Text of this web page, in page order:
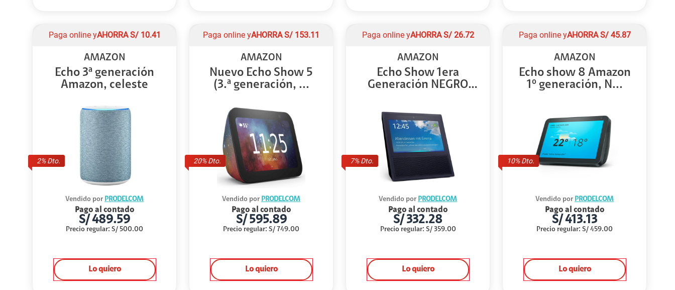
2% Dto.
Paga online yAHORRA S/ 10.41
AMAZON
Echo 3ª generación
Amazon, celeste
Vendido por PRODELCOM
Pago al contado
S/489.59
Precio regular: S/ 500.00
Lo quiero
20% Dto.
Paga online yAHORRA S/ 153.11
AMAZON
Nuevo Echo Show 5
(3.ª generación, ...
Vendido por PRODELCOM
Pago al contado
S/ 595.89
Precio regular: S/ 749.00
Lo quiero
7% Dto.
Paga online yAHORRA S/ 26.72
AMAZON
Echo Show 1era
Generación NEGRO
Vendido por PRODELCOM
Pago al contado
S/ 332.28
Precio regular: S/ 359.00
Lo quiero
10% Dto.
Paga online yAHORRA S/ 45.87
AMAZON
Echo show 8 Amazon
1º generación, N...
Vendido por PRODELCOM
Pago al contado
S/413.13
Precio regular: S/ 459.00
Lo quiero